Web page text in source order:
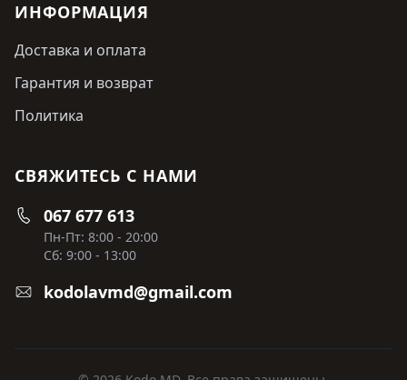
ИНФОРМАЦИЯ
Доставка и оплата
Гарантия и возврат
Политика
СВЯЖИТЕСЬ С НАМИ
067 677 613
Пн-Пт: 8:00 - 20:00
Сб: 9:00 - 13:00
kodolavmd@gmail.com